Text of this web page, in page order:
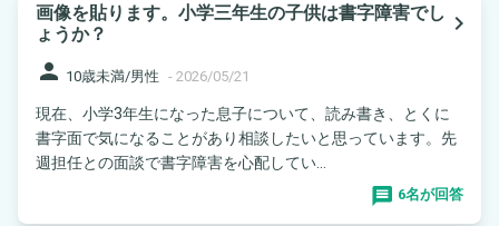
画像を貼ります。小学三年生の子供は書字障害でし
ょうか？
navigate_next
person 10歳未満/男性 - 2026/05/21
現在、小学3年生になった息子について、読み書き、とくに
書字面で気になることがあり相談したいと思っています。先
週担任との面談で書字障害を心配してい...
6名が回答